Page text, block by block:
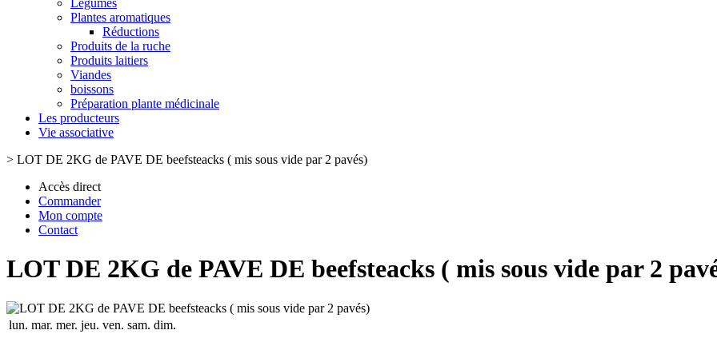
Légumes
Plantes aromatiques
Réductions
Produits de la ruche
Produits laitiers
Viandes
boissons
Préparation plante médicinale
Les producteurs
Vie associative
> LOT DE 2KG de PAVE DE beefsteacks ( mis sous vide par 2 pavés)
Accès direct
Commander
Mon compte
Contact
LOT DE 2KG de PAVE DE beefsteacks ( mis sous vide par 2
lun. mar. mer. jeu. ven. sam. dim.